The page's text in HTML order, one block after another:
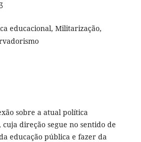
educacional, Militarização,
sobre a atual política
direção segue no sentido de
educação pública e fazer da